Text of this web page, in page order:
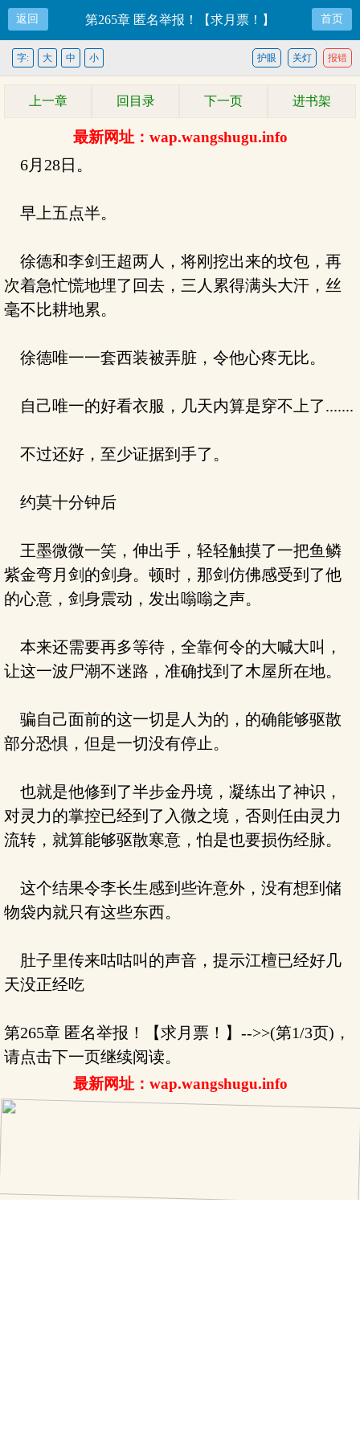
返回 第265章 匿名举报！【求月票！】 首页
报错
关灯
护眼
字: 大 中 小
上一章 回目录 下一页 进书架
最新网址：wap.wangshugu.info
6月28日。
早上五点半。
徐德和李剑王超两人，将刚挖出来的坟包，再
次着急忙慌地埋了回去，三人累得满头大汗，丝
毫不比耕地累。
徐德唯一一套西装被弄脏，令他心疼无比。
自己唯一的好看衣服，几天内算是穿不上了.......
不过还好，至少证据到手了。
约莫十分钟后
王墨微微一笑，伸出手，轻轻触摸了一把鱼鳞
紫金弯月剑的剑身。顿时，那剑仿佛感受到了他
的心意，剑身震动，发出嗡嗡之声。
本来还需要再多等待，全靠何令的大喊大叫，
让这一波尸潮不迷路，准确找到了木屋所在地。
骗自己面前的这一切是人为的，的确能够驱散
部分恐惧，但是一切没有停止。
也就是他修到了半步金丹境，凝练出了神识，
对灵力的掌控已经到了入微之境，否则任由灵力
流转，就算能够驱散寒意，怕是也要损伤经脉。
这个结果令李长生感到些许意外，没有想到储
物袋内就只有这些东西。
肚子里传来咕咕叫的声音，提示江檀已经好几
天没正经吃
第265章 匿名举报！【求月票！】-->>(第1/3页)，
请点击下一页继续阅读。
最新网址：wap.wangshugu.info
.